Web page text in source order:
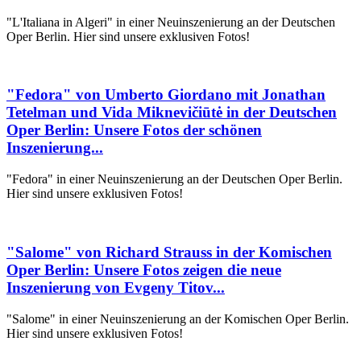
"L'Italiana in Algeri" in einer Neuinszenierung an der Deutschen
Oper Berlin. Hier sind unsere exklusiven Fotos!
"Fedora" von Umberto Giordano mit Jonathan
Tetelman und Vida Miknevičiūtė in der Deutschen
Oper Berlin: Unsere Fotos der schönen
Inszenierung...
"Fedora" in einer Neuinszenierung an der Deutschen Oper Berlin.
Hier sind unsere exklusiven Fotos!
"Salome" von Richard Strauss in der Komischen
Oper Berlin: Unsere Fotos zeigen die neue
Inszenierung von Evgeny Titov...
"Salome" in einer Neuinszenierung an der Komischen Oper Berlin.
Hier sind unsere exklusiven Fotos!